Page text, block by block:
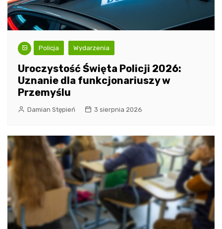
Policja Wydarzenia
Uroczystość Święta Policji 2026:
Uznanie dla funkcjonariuszy w
Przemyślu
Damian Stępień 3 sierpnia 2026